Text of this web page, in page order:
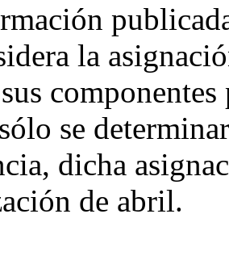
la
se
dicha
de abril.